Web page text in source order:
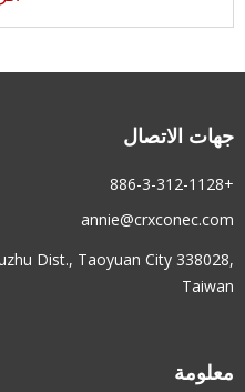
جهات الاتصال
+886-3-312-1128
annie@crxconec.com
Dist., Taoyuan City 338028,
Taiwan
معلومة